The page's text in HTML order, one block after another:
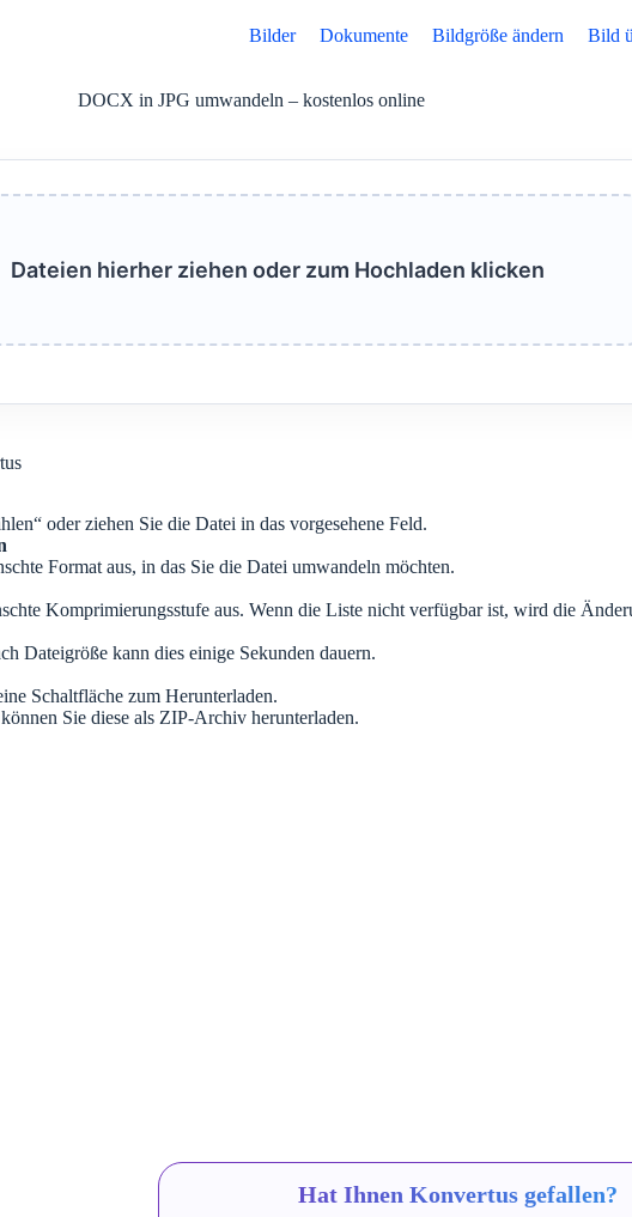
Bilder Dokumente Bildgröße ändern Bild
DOCX in JPG umwandeln – kostenlos online
Dateien hierher ziehen oder zum Hochladen klicken
oder ziehen Sie die Datei in das vorgesehene Feld.
Format aus, in das Sie die Datei umwandeln möchten.
Komprimierungsstufe aus. Wenn die Liste nicht verfügbar ist, wird die
Dateigröße kann dies einige Sekunden dauern.
Schaltfläche zum Herunterladen.
Sie diese als ZIP-Archiv herunterladen.
Hat Ihnen Konvertus gefallen?